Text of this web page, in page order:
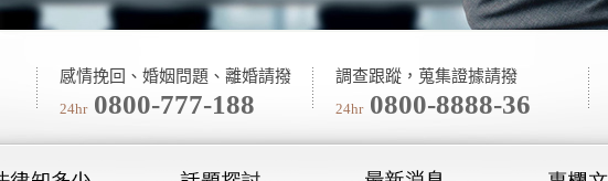
感情挽回、婚姻問題、離婚請撥
24hr 0800-777-188
調查跟蹤，蒐集證據請撥
24hr 0800-8888-36